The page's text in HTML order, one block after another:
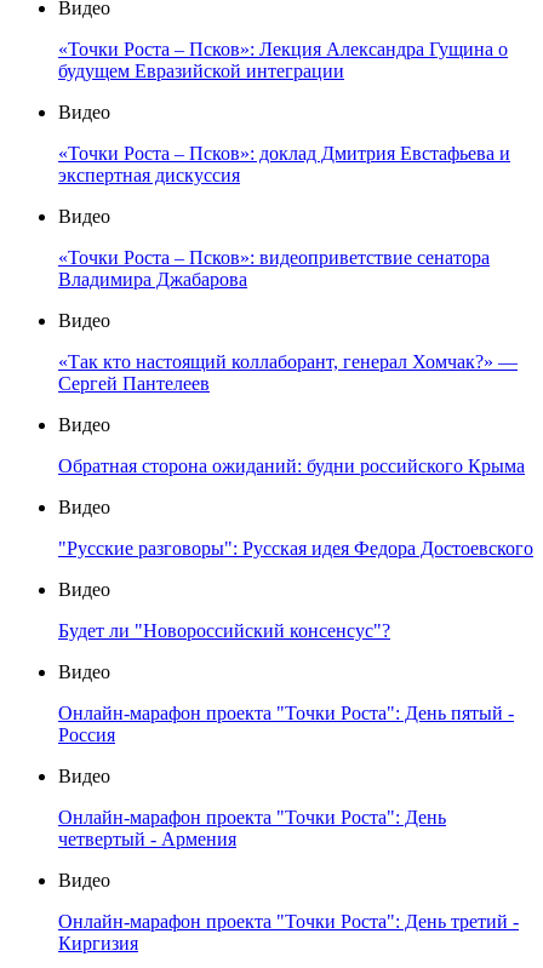
Видео
«Точки Роста – Псков»: Лекция Александра Гущина о
будущем Евразийской интеграции
Видео
«Точки Роста – Псков»: доклад Дмитрия Евстафьева и
экспертная дискуссия
Видео
«Точки Роста – Псков»: видеоприветствие сенатора
Владимира Джабарова
Видео
«Так кто настоящий коллаборант, генерал Хомчак?» —
Сергей Пантелеев
Видео
Обратная сторона ожиданий: будни российского Крыма
Видео
"Русские разговоры": Русская идея Федора Достоевского
Видео
Будет ли "Новороссийский консенсус"?
Видео
Онлайн-марафон проекта "Точки Роста": День пятый -
Россия
Видео
Онлайн-марафон проекта "Точки Роста": День
четвертый - Армения
Видео
Онлайн-марафон проекта "Точки Роста": День третий -
Киргизия